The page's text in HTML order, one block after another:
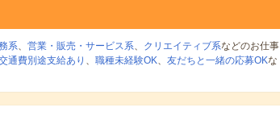
系、 営業・販売・サービス系、 クリエイティブ系などのお仕事
通費別途支給あり 、 職種未経験OK、 友だちと一緒の応募OKな